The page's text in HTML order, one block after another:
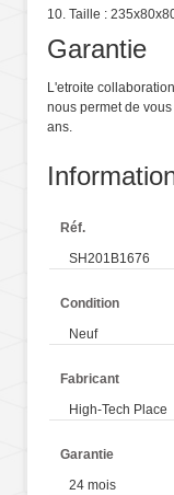
10. Taille :
Garantie
L'etroite
nous permet de
ans.
Réf.
SH201B1676
Condition
Neuf
Fabricant
High-Tech Place
Garantie
24 mois